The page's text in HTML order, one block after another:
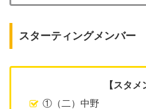
スターティングメンバー
【スタメ
①（二）中野